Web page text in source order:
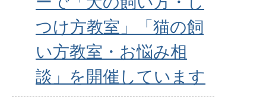
つけ方教室」「猫の飼
い方教室・お悩み相
談」を開催しています